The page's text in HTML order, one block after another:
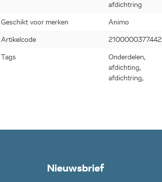
afdichtring
Geschikt voor merken Animo
Artikelcode 2100000377442
Tags
Onderdelen,
afdichting,
afdichtring,
Nieuwsbrief